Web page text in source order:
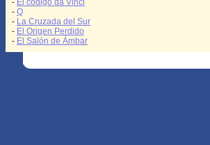
- El código da Vinci
- Q
- La Cruzada del Sur
- El Origen Perdido
- El Salón de Ámbar